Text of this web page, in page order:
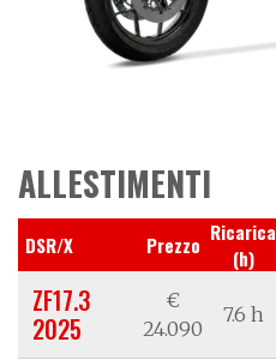
ALLESTIMENTI
DSR/X Prezzo Ricarica
(h)
ZF17.3
2025
€
24.090
7.6 h